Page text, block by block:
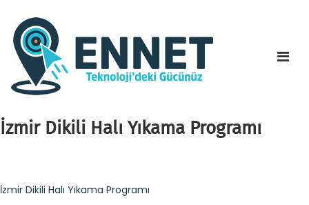
İzmir Dikili Halı Yıkama Programı
İzmir Dikili Halı Yıkama Programı